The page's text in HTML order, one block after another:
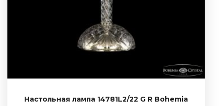
Настольная лампа 14781L2/22 G R Bohemia